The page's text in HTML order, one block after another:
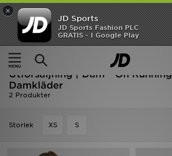
×
JD Sports
JD Sports Fashion PLC
GRATIS - I Google Play
Ny termin, ny stil Essentials för skolstarten
Hem
Dam Damkläder
Utförsäljning | Dam - On Running
Damkläder
2 Produkter
Storlek XS S
Hem
Rea
Nyheter
Herr
Dam